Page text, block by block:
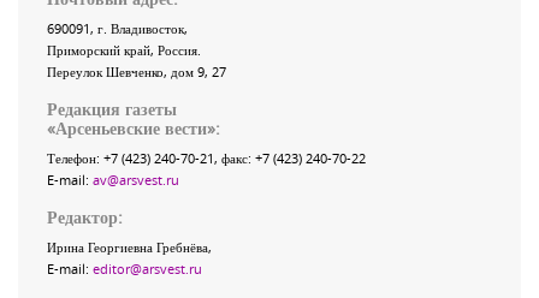
690091, г. Владивосток,
Приморский край, Россия
Переулок Шевченко, дом 9, 27
Редакция газеты
«Арсеньевские вести»:
Телефон: +7 (423) 240-70-21, факс: +7 (423) 240-70-22
E-mail: av@arsvest.ru
Редактор:
Ирина Георгиевна Гребнёва,
E-mail: editor@arsvest.ru